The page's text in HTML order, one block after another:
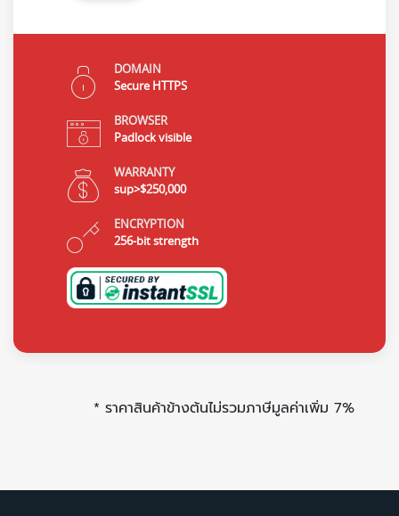
DOMAIN
Secure HTTPS
BROWSER
Padlock visible
WARRANTY
sup>$250,000
ENCRYPTION
256-bit strength
* ราคาสินค้าข้างต้นไม่รวมภาษีมูลค่าเพิ่ม 7%